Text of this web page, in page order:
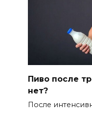
Пиво после
нет?
После